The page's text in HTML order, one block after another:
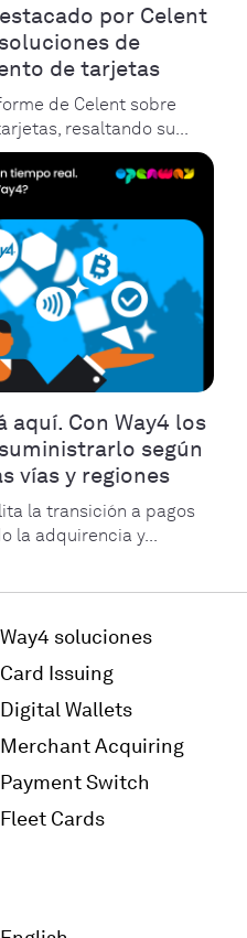
por Celent
de
de tarjetas
de Celent sobre
resaltando su...
aquí. Con Way4 los
según
vías y regiones
la transición a pagos
la adquirencia y...
Way4 soluciones
Card Issuing
Digital Wallets
Merchant Acquiring
Payment Switch
Fleet Cards